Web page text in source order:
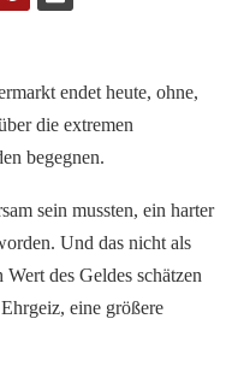
endet heute, ohne,
die extremen
begegnen.
sein mussten, ein harter
Und das nicht als
des Geldes schätzen
eine größere